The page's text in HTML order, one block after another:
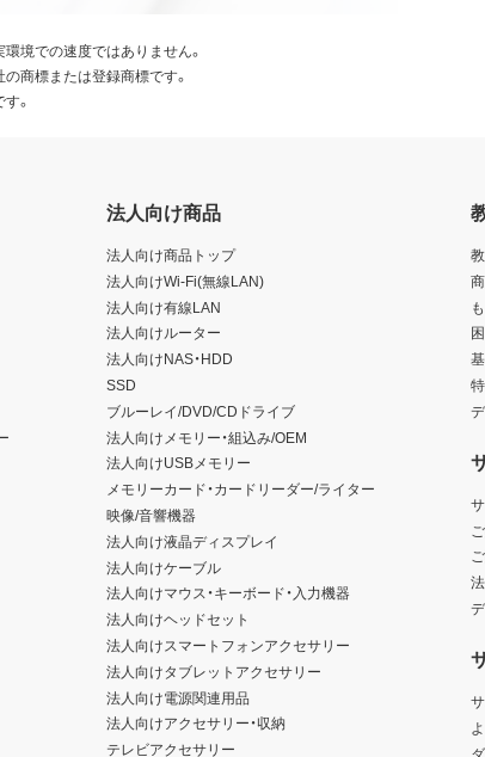
境での速度ではありません。
商標または登録商標です。
。
法人向け商品
法人向け商品トップ
法人向けWi-Fi(無線LAN)
法人向け有線LAN
法人向けルーター
法人向けNAS・HDD
SSD
ブルーレイ/DVD/CDドライブ
法人向けメモリー・組込み/OEM
法人向けUSBメモリー
メモリーカード・カードリーダー/ライター
映像/音響機器
法人向け液晶ディスプレイ
法人向けケーブル
法人向けマウス・キーボード・入力機器
法人向けヘッドセット
法人向けスマートフォンアクセサリー
法人向けタブレットアクセサリー
法人向け電源関連用品
法人向けアクセサリー・収納
テレビアクセサリー